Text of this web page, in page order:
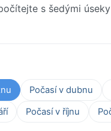
s šedými
Počasí v dubnu
Počasí v říjnu